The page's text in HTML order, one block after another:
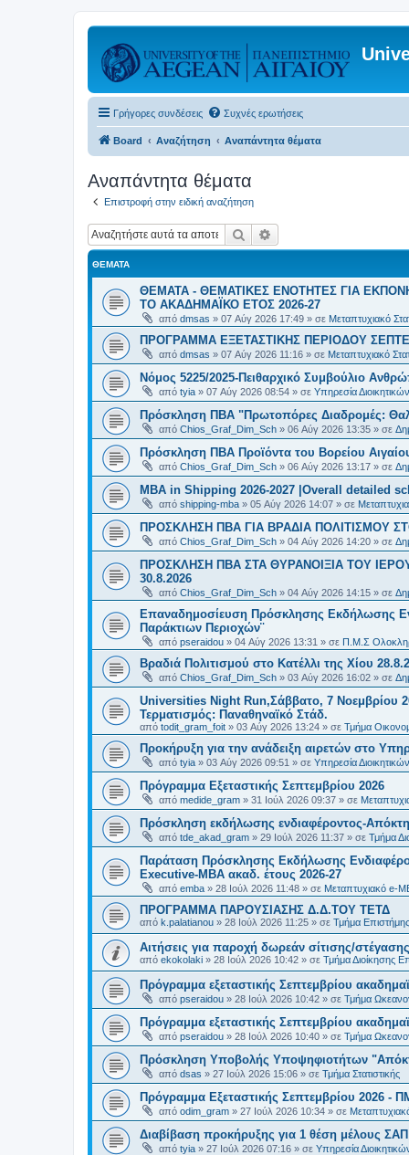
Γρήγορες συνδέσεις Συχνές ερωτήσεις
Board Αναζήτηση Αναπάντητα θέματα
Αναπάντητα θέματα
Επιστροφή στην ειδική αναζήτηση
Αναζήτηση
ΘΈΜΑΤΑ
ΘΕΜΑΤΑ - ΘΕΜΑΤΙΚΕΣ ΕΝΟΤΗΤΕΣ ΓΙΑ
ΤΟ ΑΚΑΔΗΜΑΪΚΟ ΕΤΟΣ 2026-27
από dmsas » 07 Αύγ 2026 17:49 » σε Μεταπτυχιακό
ΠΡΟΓΡΑΜΜΑ ΕΞΕΤΑΣΤΙΚΗΣ ΠΕΡΙΟΔΟΥ
από dmsas » 07 Αύγ 2026 11:16 » σε Μεταπτυχιακό
Νόμος 5225/2025-Πειθαρχικό Συμβούλιο
από tyia » 07 Αύγ 2026 08:54 » σε Υπηρεσία
Πρόσκληση ΠΒΑ "Πρωτοπόρες Διαδρομές:
από Chios_Graf_Dim_Sch » 06 Αύγ 2026 13:35 » σε
Πρόσκληση ΠΒΑ Προϊόντα του Βορείου
από Chios_Graf_Dim_Sch » 06 Αύγ 2026 13:17 » σε
MBA in Shipping 2026-2027 |Overall detailed
από shipping-mba » 05 Αύγ 2026 14:07 » σε
ΠΡΟΣΚΛΗΣΗ ΠΒΑ ΓΙΑ ΒΡΑΔΙΑ ΠΟΛΙΤΙΣΜΟΥ
από Chios_Graf_Dim_Sch » 04 Αύγ 2026 14:20 » σε
ΠΡΟΣΚΛΗΣΗ ΠΒΑ ΣΤΑ ΘΥΡΑΝΟΙΞΙΑ ΤΟΥ
30.8.2026
από Chios_Graf_Dim_Sch » 04 Αύγ 2026 14:15 » σε
Επαναδημοσίευση Πρόσκλησης Εκδήλωσης
Παράκτιων Περιοχών¨
από pseraidou » 04 Αύγ 2026 13:31 » σε Π.Μ.Σ
Βραδιά Πολιτισμού στο Κατέλλι της Χίου
από Chios_Graf_Dim_Sch » 03 Αύγ 2026 16:02 » σε
Universities Night Run,Σάββατο, 7 Νοεμβρίου
Τερματισμός: Παναθηναϊκό Στάδ.
από todit_gram_foit » 03 Αύγ 2026 13:24 » σε Τμήμα
Προκήρυξη για την ανάδειξη αιρετών στο
από tyia » 03 Αύγ 2026 09:51 » σε Υπηρεσία
Πρόγραμμα Εξεταστικής Σεπτεμβρίου 2026
από medide_gram » 31 Ιούλ 2026 09:37 » σε
Πρόσκληση εκδήλωσης ενδιαφέροντος-
από tde_akad_gram » 29 Ιούλ 2026 11:37 » σε Τμήμα
Παράταση Πρόσκλησης Εκδήλωσης
Executive-MBΑ ακαδ. έτους 2026-27
από emba » 28 Ιούλ 2026 11:48 » σε Μεταπτυχιακό e-
ΠΡΟΓΡΑΜΜΑ ΠΑΡΟΥΣΙΑΣΗΣ Δ.Δ.ΤΟΥ ΤΕΤΔ
από k.palatianou » 28 Ιούλ 2026 11:25 » σε Τμήμα
Αιτήσεις για παροχή δωρεάν σίτισης/
από ekokolaki » 28 Ιούλ 2026 10:42 » σε Τμήμα Διοίκησης
Πρόγραμμα εξεταστικής Σεπτεμβρίου
από pseraidou » 28 Ιούλ 2026 10:42 » σε Τμήμα
Πρόγραμμα εξεταστικής Σεπτεμβρίου
από pseraidou » 28 Ιούλ 2026 10:40 » σε Τμήμα
Πρόσκληση Υποβολής Υποψηφιοτήτων
από dsas » 27 Ιούλ 2026 15:06 » σε Τμήμα Στατιστικής
Πρόγραμμα Εξεταστικής Σεπτεμβρίου 2026 -
από odim_gram » 27 Ιούλ 2026 10:34 » σε
Διαβίβαση προκήρυξης για 1 θέση μέλους
από tyia » 27 Ιούλ 2026 07:16 » σε Υπηρεσία